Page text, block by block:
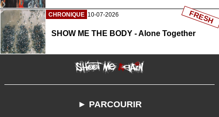
CHRONIQUE 10-07-2026
SHOW ME THE BODY - Alone Together
FRESH
► PARCOURIR